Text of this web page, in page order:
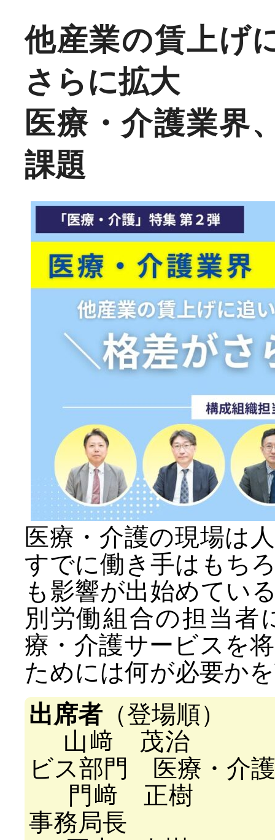
他産業の賃上げ
さらに拡大
医療・介護業界
課題
医療・介護の現場は
すでに働き手はもち
も影響が出始めてい
別労働組合の担当者
療・介護サービスを
ためには何が必要か
出席者 （登場順）
山﨑 茂治 Ｕ
ビス部門 医療・介
門﨑 正樹 自
事務局長